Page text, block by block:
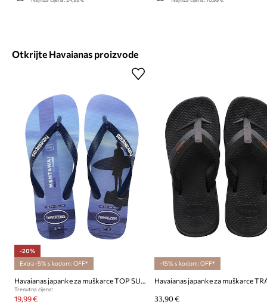
Otkrijte Havaianas proizvode
-20%
Extra -5% s kodom: OFF*
Havaianas japanke za muškarce TOP SURFER I
Trenutna cijena:
19,99 €
-15% s kodom: OFF*
33,90 €